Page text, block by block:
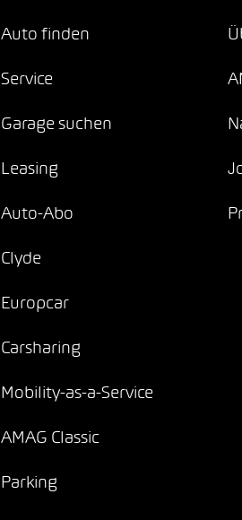
Auto finden
Service
Garage suchen
Leasing
Auto-Abo
Clyde
Europcar
Carsharing
Mobility-as-a-Service
AMAG Classic
Parking